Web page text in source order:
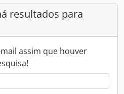
resultados para
assim que houver